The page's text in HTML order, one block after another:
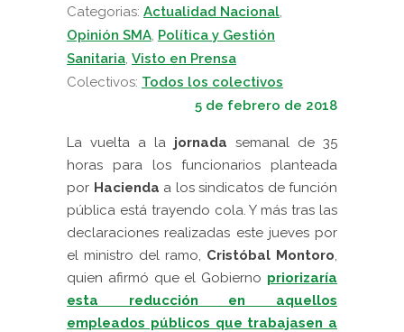
Categorias: Actualidad Nacional
Opinión SMA Política y Gestión
Sanitaria Visto en Prensa
Colectivos: Todos los colectivos
5 de febrero de 2018
La vuelta a la jornada semanal de 35
horas para los funcionarios planteada
por Hacienda a los sindicatos de función
pública está trayendo cola. Y más tras las
declaraciones realizadas este jueves por
el ministro del ramo, Cristóbal Montoro
quien afirmó que el Gobierno priorizaría
esta reducción en aquellos
empleados públicos que trabajasen a